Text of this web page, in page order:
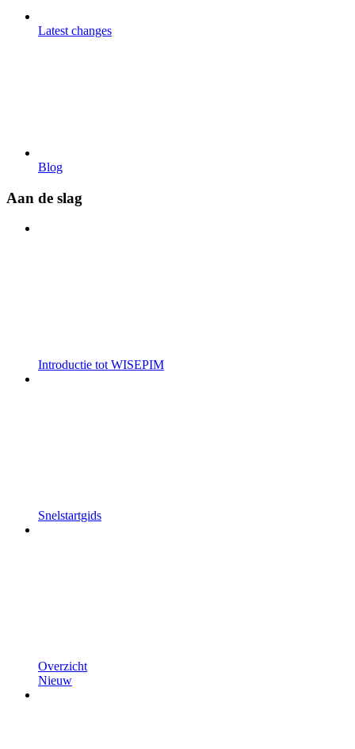
Latest changes
Blog
Aan de slag
Introductie tot WISEPIM
Snelstartgids
Overzicht
Nieuw